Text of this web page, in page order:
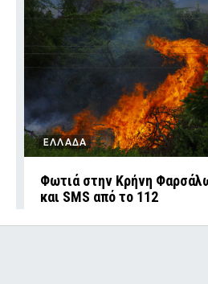
ΕΛΛΑΔΑ
Φωτιά στην Κρήνη
και SMS από το 112